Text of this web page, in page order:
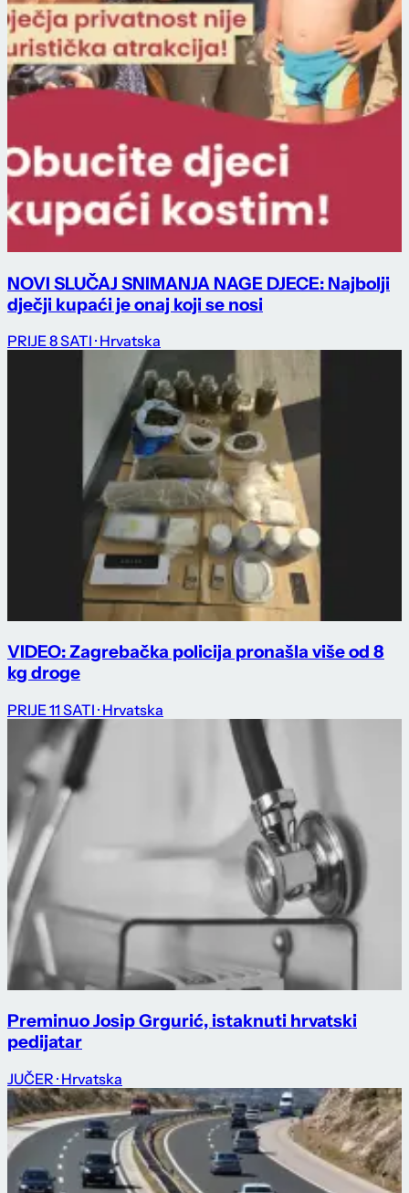
NOVI SLUČAJ SNIMANJA NAGE DJECE: Najbolji
dječji kupaći je onaj koji se nosi
PRIJE 8 SATI · Hrvatska
VIDEO: Zagrebačka policija pronašla više od 8
kg droge
PRIJE 11 SATI · Hrvatska
Preminuo Josip Grgurić, istaknuti hrvatski
pedijatar
JUČER · Hrvatska